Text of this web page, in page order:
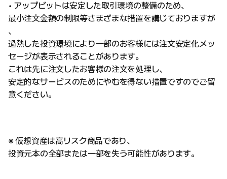
• アップビットは安定した取引環境の整備のため、
最小注文金額の制限等さまざまな措置を講じておりますが
、
過熱した投資環境により一部のお客様には注文安定化メッ
セージが表示されることがあります。
これは先に注文したお客様の注文を処理し、
安定的なサービスのためにやむを得ない措置ですのでご留
意ください。
※ 仮想資産は高リスク商品であり、
投資元本の全部または一部を失う可能性があります。